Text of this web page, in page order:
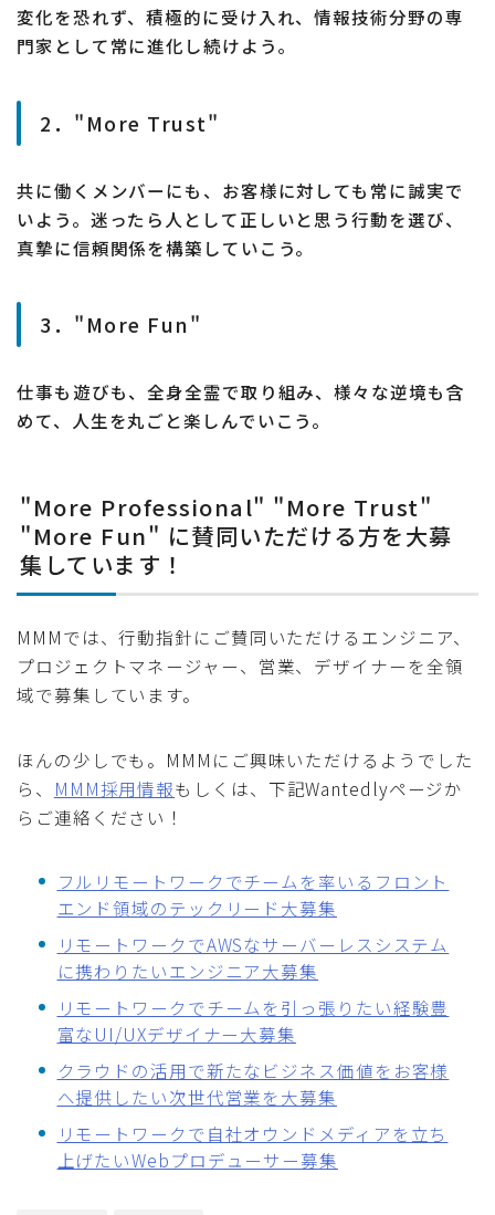
変化を恐れず、積極的に受け入れ、情報技術分野の専
門家として常に進化し続けよう。
2．"More Trust"
共に働くメンバーにも、お客様に対しても常に誠実で
いよう。迷ったら人として正しいと思う行動を選び、
真摯に信頼関係を構築していこう。
3．"More Fun"
仕事も遊びも、全身全霊で取り組み、様々な逆境も含
めて、人生を丸ごと楽しんでいこう。
"More Professional" "More Trust"
"More Fun" に賛同いただける方を大募
集しています！
MMMでは、行動指針にご賛同いただけるエンジニア、
プロジェクトマネージャー、営業、デザイナーを全領
域で募集しています。
ほんの少しでも。MMMにご興味いただけるようでした
ら、 MMM採用情報もしくは、下記Wantedlyページか
らご連絡ください！
フルリモートワークでチームを率いるフロント
エンド領域のテックリード大募集
リモートワークでAWSなサーバーレスシステム
に携わりたいエンジニア大募集
リモートワークでチームを引っ張りたい経験豊
富なUI/UXデザイナー大募集
クラウドの活用で新たなビジネス価値をお客様
へ提供したい次世代営業を大募集
リモートワークで自社オウンドメディアを立ち
上げたいWebプロデューサー募集